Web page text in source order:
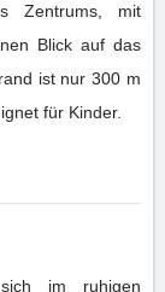
Zentrums, mit
Blick auf das
ist nur 300 m
für Kinder.
im ruhigen